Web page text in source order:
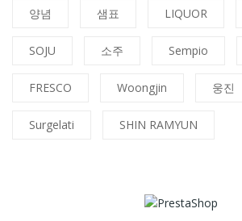
양념 샘표 LIQUOR
SOJU 소주 Sempio
FRESCO Woongjin 웅진
Surgelati SHIN RAMYUN